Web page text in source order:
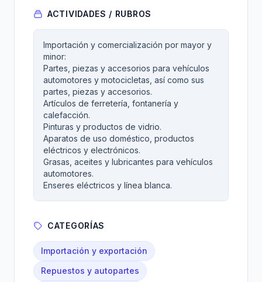
ACTIVIDADES / RUBROS
Importación y comercialización por mayor y
minor:
Partes, piezas y accesorios para vehículos
automotores y motocicletas, así como sus
partes, piezas y accesorios.
Artículos de ferretería, fontanería y
calefacción.
Pinturas y productos de vidrio.
Aparatos de uso doméstico, productos
eléctricos y electrónicos.
Grasas, aceites y lubricantes para vehículos
automotores.
Enseres eléctricos y línea blanca.
CATEGORÍAS
Importación y exportación
Repuestos y autopartes